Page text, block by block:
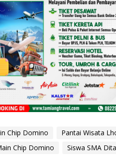
Chip Domino
Pantai Wisata
Chip Domino
Siswa SMA